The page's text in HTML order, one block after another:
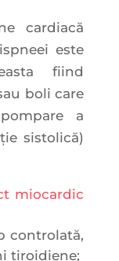
cardiacă
este
fiind
boli care
a
sistolică)
miocardic
controlată,
tiroidiene;